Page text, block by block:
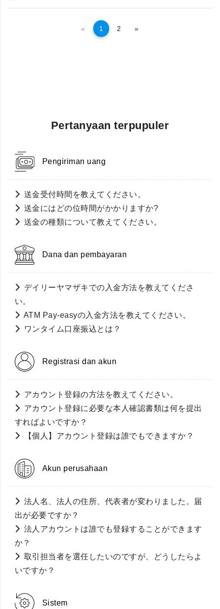
« Kembali
1 2 »Selanjutnya
Pertanyaan terpupuler
Pengiriman uang
送金受付時間を教えてください。
送金にはどの位時間がかかりますか?
送金の種類について教えてください。
Dana dan pembayaran
デイリーヤマザキでの入金方法を教えてくださ
い。
ATM Pay-easyの入金方法を教えてください。
ワンタイム口座振込とは？
Registrasi dan akun
アカウント登録の方法を教えてください。
アカウント登録に必要な本人確認書類は何を提出
すればよいですか？
【個人】アカウント登録は誰でもできますか？
Akun perusahaan
法人名、法人の住所、代表者が変わりました。届
出が必要ですか？
法人アカウントは誰でも登録することができます
か？
取引担当者を選任したいのですが、どうしたらよ
いですか？
Sistem